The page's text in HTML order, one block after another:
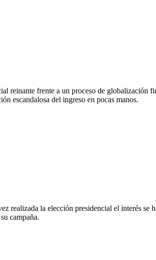
reinante frente a un proceso de globalización
escandalosa del ingreso en pocas manos.
realizada la elección presidencial el interés se
campaña.